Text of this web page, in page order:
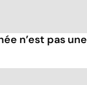
n’est pas une